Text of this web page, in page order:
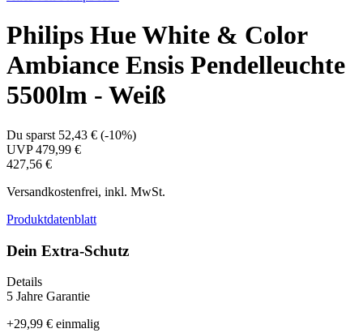
Philips Hue White & Color
Ambiance Ensis Pendelleuchte
5500lm - Weiß
Du sparst 52,43 € (-10%)
UVP479,99 €
427,56 €
Versandkostenfrei, inkl. MwSt.
Produktdatenblatt
Dein Extra-Schutz
Details
5 Jahre Garantie
+29,99 € einmalig